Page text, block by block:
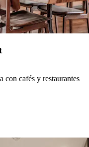
con cafés y restaurantes